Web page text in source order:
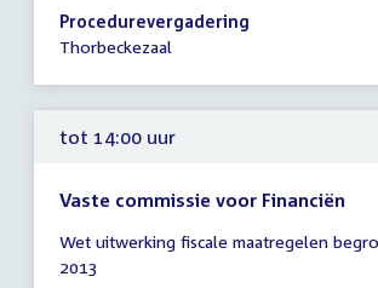
14:00
uur
Procedurevergadering
Thorbeckezaal
tot 14:00 uur
Vaste commissie voor Financiën
vergadering
tot
Wet uitwerking fiscale maatregelen
2013